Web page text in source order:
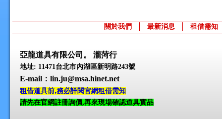
關於我們 最新消息 租借需知
亞龍道具有限公司。 瀧菏行
地址: 11471台北市內湖區新明路243號
E-mail ：lin.ju@msa.hinet.net
租借道具前,務必詳閱官網租借需知
請先在官網註冊詢價,再來現場確認道具實品